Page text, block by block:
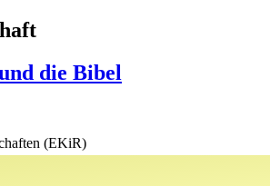
die Bibel
(EKiR)